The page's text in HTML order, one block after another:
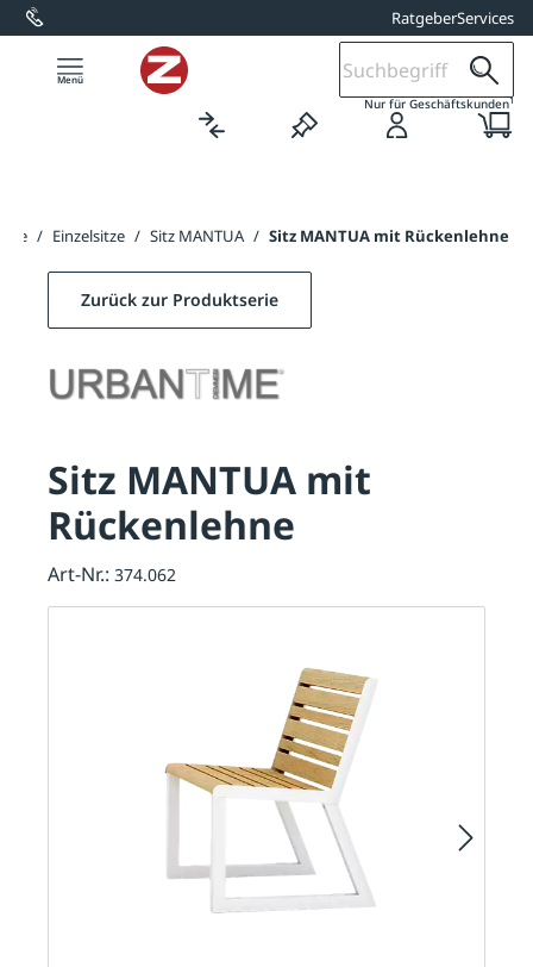
springen RatgeberServices
Nur für Geschäftskunden1
/ Einzelsitze / Sitz MANTUA / Sitz MANTUA mit Rückenlehne
Zurück zur Produktserie
Sitz MANTUA mit
Rückenlehne
Art-Nr.: 374.062